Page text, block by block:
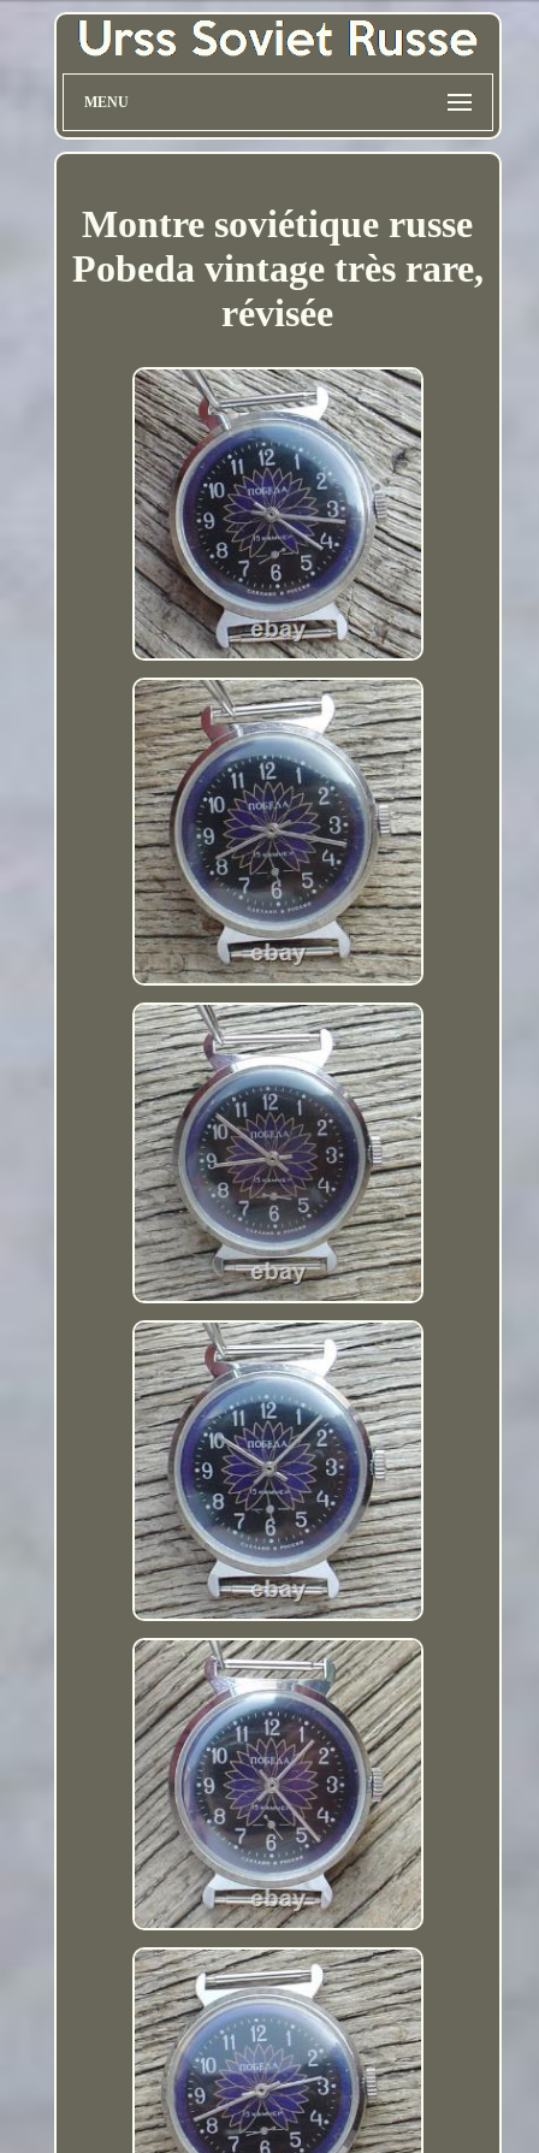
MENU
Montre soviétique russe
Pobeda vintage très rare,
révisée